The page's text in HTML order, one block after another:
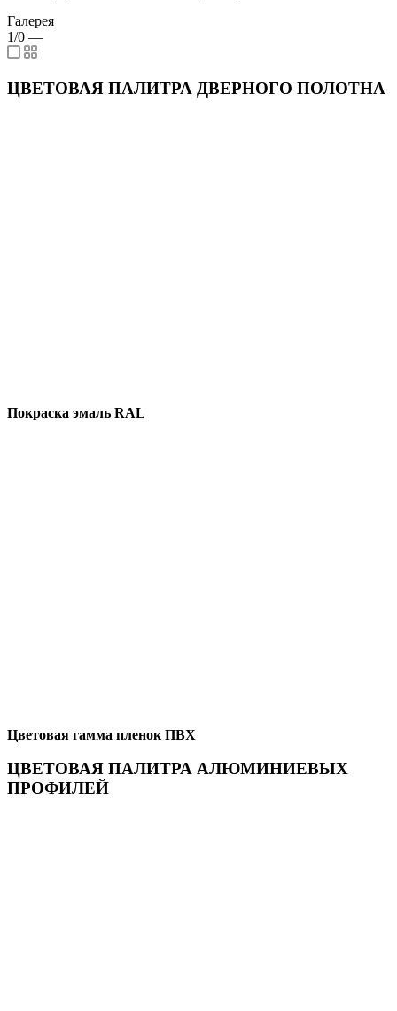
Галерея
1/0 —
ЦВЕТОВАЯ ПАЛИТРА ДВЕРНОГО ПОЛОТНА
Покраска эмаль RAL
Цветовая гамма пленок ПВХ
ЦВЕТОВАЯ ПАЛИТРА АЛЮМИНИЕВЫХ
ПРОФИЛЕЙ